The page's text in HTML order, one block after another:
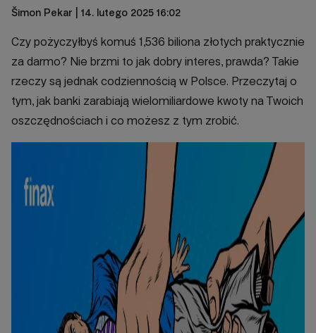
Šimon Pekar | 14. lutego 2025 16:02
Czy pożyczyłbyś komuś 1,536 biliona złotych praktycznie
za darmo? Nie brzmi to jak dobry interes, prawda? Takie
rzeczy są jednak codziennością w Polsce. Przeczytaj o
tym, jak banki zarabiają wielomiliardowe kwoty na Twoich
oszczędnościach i co możesz z tym zrobić.